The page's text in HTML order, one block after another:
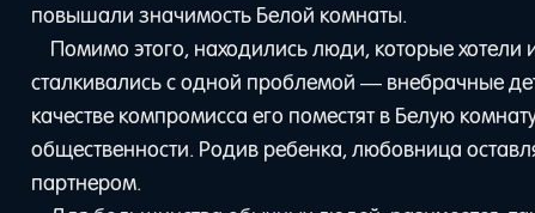
повышали значимость Белой комнаты.
Помимо этого, находились люди, которые хотели
сталкивались с одной проблемой — внебрачные
качестве компромисса его поместят в Белую
общественности. Родив ребенка, любовница
партнером.